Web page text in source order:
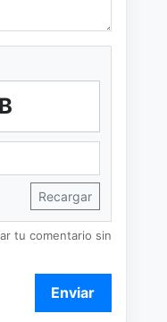
Recargar
tu comentario sin
Enviar